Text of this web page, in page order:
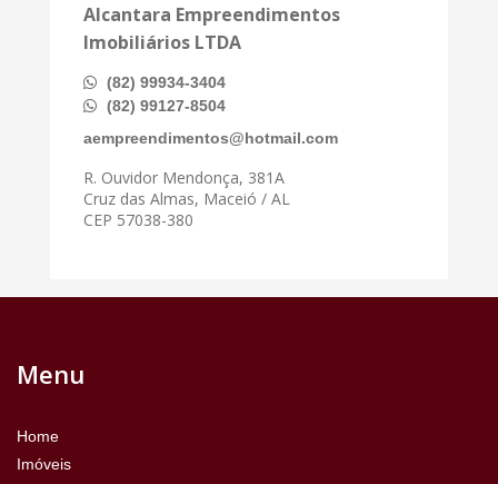
Alcantara Empreendimentos
Imobiliários LTDA
(82) 99934-3404
(82) 99127-8504
aempreendimentos@hotmail.com
R. Ouvidor Mendonça, 381A
Cruz das Almas, Maceió / AL
CEP 57038-380
Menu
Home
Imóveis